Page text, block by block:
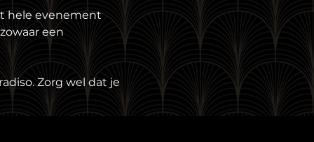
hele evenement
een
Zorg wel dat je